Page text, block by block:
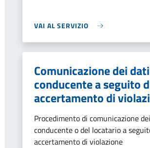
VAI AL SERVIZIO
Comunicazione dei
conducente a seguito
accertamento di
Procedimento di comunicazione
conducente o del locatario a
accertamento di violazione